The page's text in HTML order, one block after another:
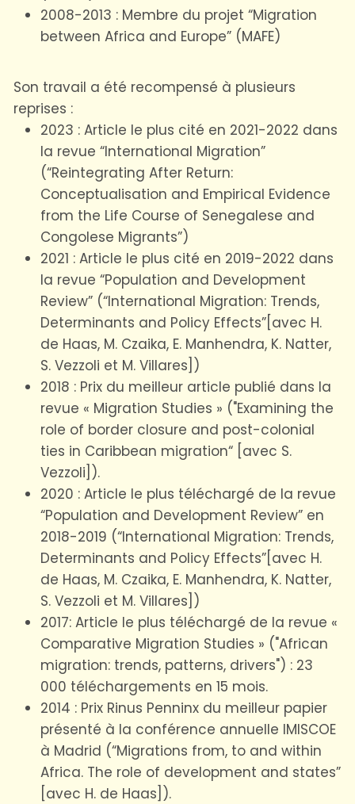
2008-2013 : Membre du projet “Migration
between Africa and Europe” (MAFE)
Son travail a été recompensé à plusieurs
reprises :
2023 : Article le plus cité en 2021-2022 dans
la revue “International Migration”
(“Reintegrating After Return:
Conceptualisation and Empirical Evidence
from the Life Course of Senegalese and
Congolese Migrants”)
2021 : Article le plus cité en 2019-2022 dans
la revue “Population and Development
Review” (“International Migration: Trends,
Determinants and Policy Effects”[avec H.
de Haas, M. Czaika, E. Manhendra, K. Natter,
S. Vezzoli et M. Villares])
2018 : Prix du meilleur article publié dans la
revue « Migration Studies » ("Examining the
role of border closure and post-colonial
ties in Caribbean migration“ [avec S.
Vezzoli]).
2020 : Article le plus téléchargé de la revue
“Population and Development Review” en
2018-2019 (“International Migration: Trends,
Determinants and Policy Effects”[avec H.
de Haas, M. Czaika, E. Manhendra, K. Natter,
S. Vezzoli et M. Villares])
2017: Article le plus téléchargé de la revue «
Comparative Migration Studies » ("African
migration: trends, patterns, drivers") : 23
000 téléchargements en 15 mois.
2014 : Prix Rinus Penninx du meilleur papier
présenté à la conférence annuelle IMISCOE
à Madrid (“Migrations from, to and within
Africa. The role of development and states”
[avec H. de Haas]).